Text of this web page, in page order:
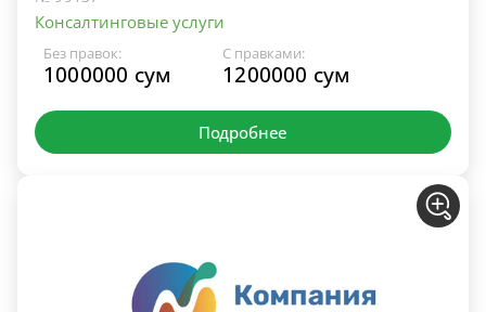
Консалтинговые услуги
Без правок:
1000000 сум
С правками:
1200000 сум
Подробнее